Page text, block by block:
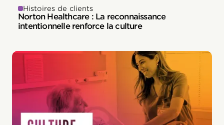
Histoires de clients
Norton Healthcare : La reconnaissance
intentionnelle renforce la culture